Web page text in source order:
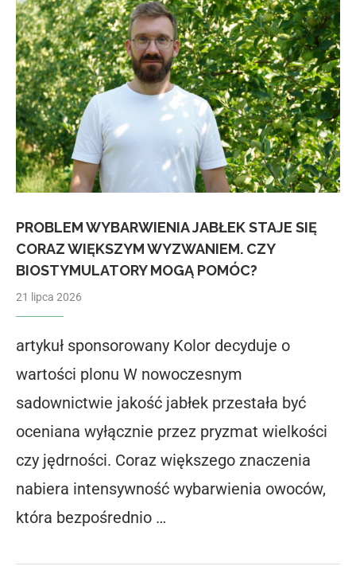
PROBLEM WYBARWIENIA JABŁEK STAJE SIĘ
CORAZ WIĘKSZYM WYZWANIEM. CZY
BIOSTYMULATORY MOGĄ POMÓC?
21 lipca 2026
artykuł sponsorowany Kolor decyduje o
wartości plonu W nowoczesnym
sadownictwie jakość jabłek przestała być
oceniana wyłącznie przez pryzmat wielkości
czy jędrności. Coraz większego znaczenia
nabiera intensywność wybarwienia owoców,
która bezpośrednio …